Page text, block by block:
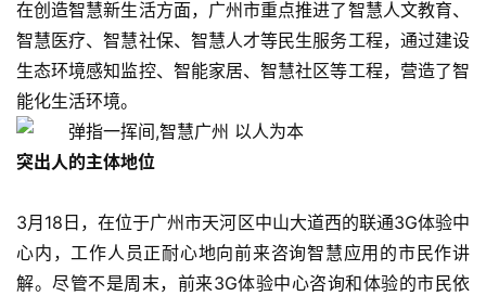
在创造智慧新生活方面，广州市重点推进了智慧人文教育、
智慧医疗、智慧社保、智慧人才等民生服务工程，通过建设
生态环境感知监控、智能家居、智慧社区等工程，营造了智
能化生活环境。
突出人的主体地位
3月18日，在位于广州市天河区中山大道西的联通3G体验中
心内，工作人员正耐心地向前来咨询智慧应用的市民作讲
解。尽管不是周末，前来3G体验中心咨询和体验的市民依